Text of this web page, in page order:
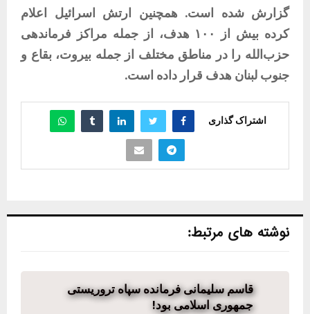
گزارش شده است. همچنین ارتش اسرائیل اعلام
کرده بیش از ۱۰۰ هدف، از جمله مراکز فرماندهی
حزب‌الله را در مناطق مختلف از جمله بیروت، بقاع و
جنوب لبنان هدف قرار داده است.
اشتراک گذاری
نوشته های مرتبط:
قاسم سلیمانی فرمانده سپاه تروریستی
جمهوری اسلامی بود!